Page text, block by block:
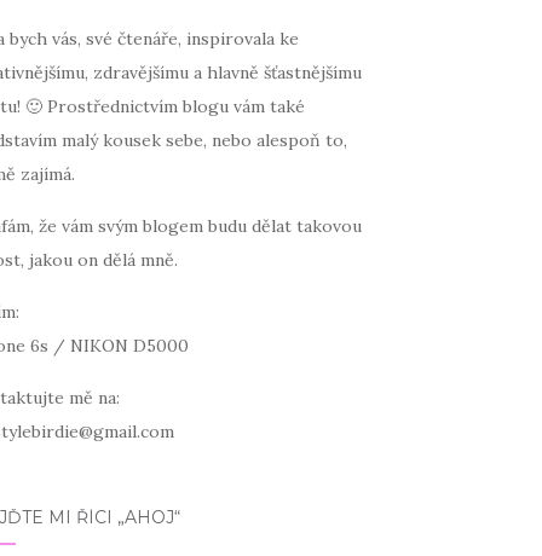
bych vás, své čtenáře, inspirovala ke
zdravějšímu a hlavně šťastnějšímu
🙂 Prostřednictvím blogu vám také
malý kousek sebe, nebo alespoň to,
zajímá.
že vám svým blogem budu dělat takovou
jakou on dělá mně.
6s / NIKON D5000
mě na:
MI ŘÍCI „AHOJ“